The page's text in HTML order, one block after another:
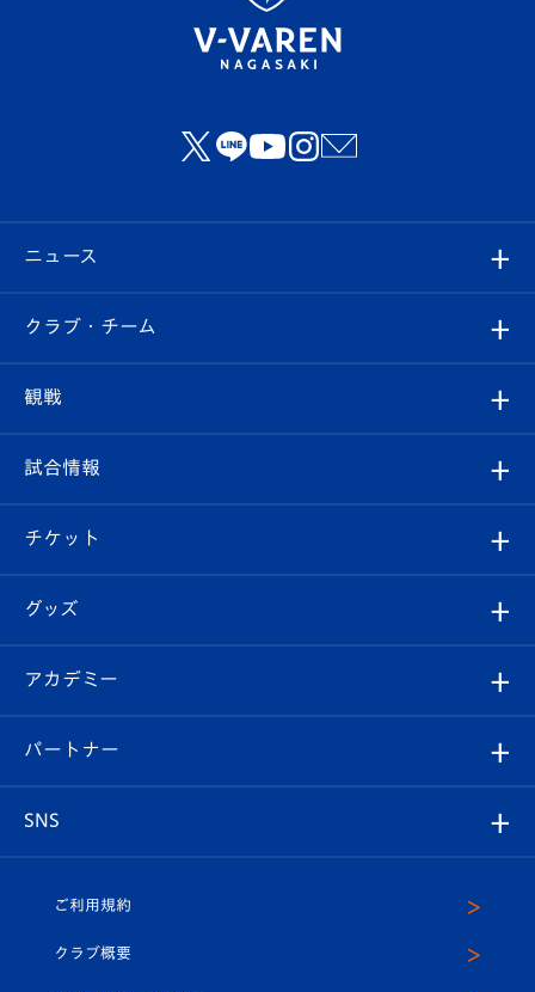
ニュース
すべて
クラブ
試合情報
チケット
イベント
メディア
ホームタウン
クラブ・チーム
クラブ概要
エンブレム紹介
スタッフプロフィール
マスコット紹介
観戦
観戦ルール
はじめての観戦ガイド
Revive Team
ヴィヴィくんの長崎おもてなしガイド
試合情報
試合日程/結果
フォトギャラリー
スタジアムグルメ
チケット
チケット
V-LOVERS（ファンクラブ）
プレイヤーズスイート
グッズ
オンラインショップ
店舗情報
アカデミー
育成からのお知らせ
U-18
パートナー
SNS
ヴィヴィくんインスタグラム
ご利用規約
クラブ概要